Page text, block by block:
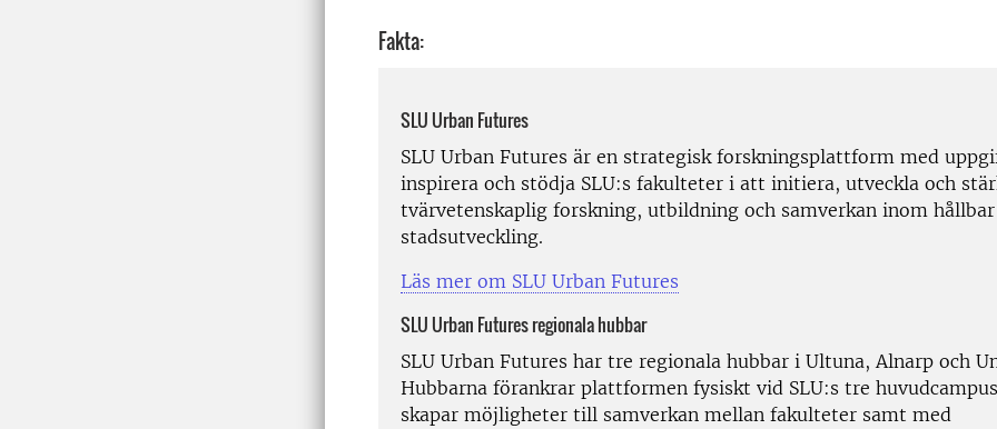
Fakta:
SLU Urban Futures
SLU Urban Futures är en strategisk forskningsplattform med
inspirera och stödja SLU:s fakulteter i att initiera, utveckla och
tvärvetenskaplig forskning, utbildning och samverkan inom hållbar
stadsutveckling.
Läs mer om SLU Urban Futures
SLU Urban Futures regionala hubbar
SLU Urban Futures har tre regionala hubbar i Ultuna, Alnarp och
Hubbarna förankrar plattformen fysiskt vid SLU:s tre
skapar möjligheter till samverkan mellan fakulteter samt med